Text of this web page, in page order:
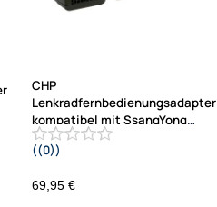
CHP
Lenkradfernbedienungsadapter
kompatibel mit SsangYong
Korando ab
2016
((0))
69,95 €